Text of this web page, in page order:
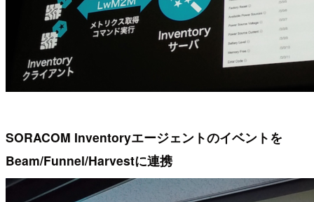
SORACOM Inventoryエージェントのイベントを
Beam/Funnel/Harvestに連携